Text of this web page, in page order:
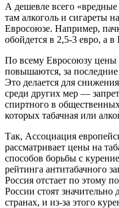
А дешевле всего
там алкоголь и сигареты
Евросоюзе. Например,
обойдется в 2,5-3 евро, а
По всему Евросоюзу цены
повышаются, за
Это делается для
среди других мер —
спиртного в
которых табачная или
Так, Ассоциация
рассматривает цены на
способов борьбы с
рейтинга антитабачного
Россия отстает по этому
России стоят
странах, и из-за этого